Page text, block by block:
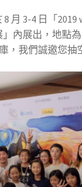
月 3-4 日「2019
內展出，地點
，我們誠邀您抽